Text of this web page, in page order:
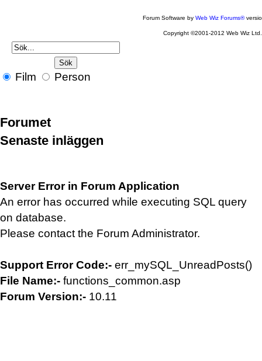
Forum Software byWeb Wiz Forums®
Copyright ©2001-2012 Web Wiz Ltd.
Film Person
Forumet
Senaste inläggen
Server Error in Forum Application
An error has occurred while executing SQL query
on database.
Please contact the Forum Administrator.
Support Error Code:- err_mySQL_UnreadPosts()
File Name:- functions_common.asp
Forum Version:- 10.11